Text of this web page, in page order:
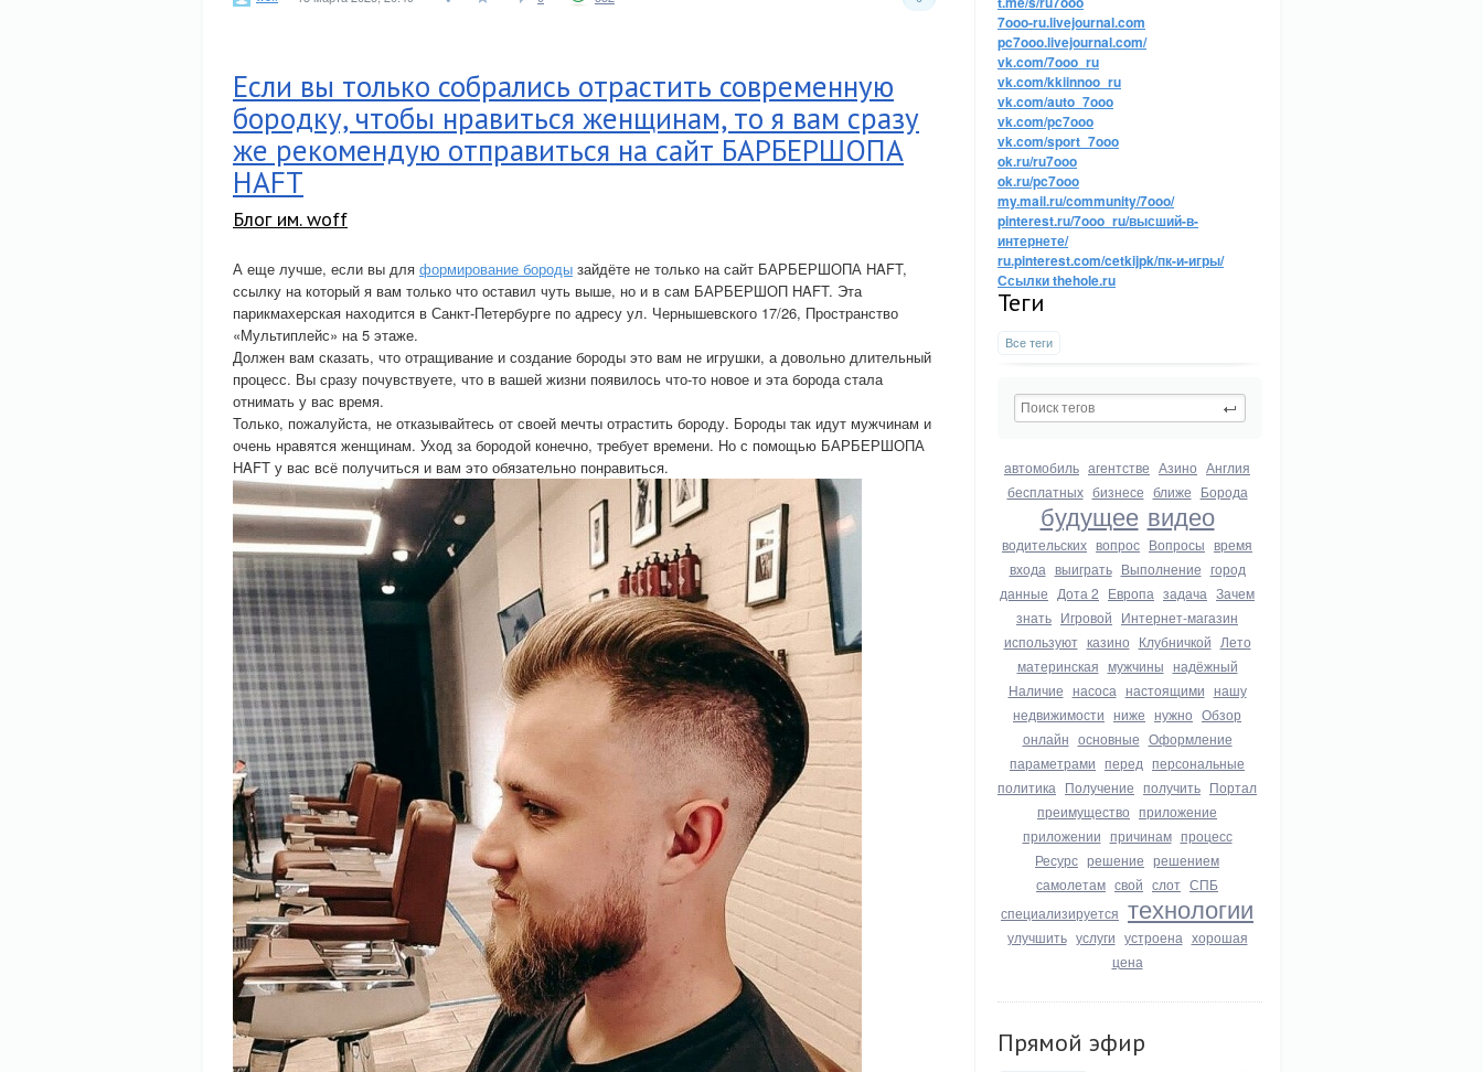
7ooo-ru.livejournal.com
pc7ooo.livejournal.com/
vk.com/7ooo_ru
vk.com/kkiinnoo_ru
vk.com/auto_7ooo
vk.com/pc7ooo
vk.com/sport_7ooo
ok.ru/ru7ooo
ok.ru/pc7ooo
my.mail.ru/community/7ooo/
pinterest.ru/7ooo_ru/высший-в-
интернете/
ru.pinterest.com/cetkijpk/пк-и-игры/
Ссылки thehole.ru
Теги
Все теги
автомобиль агентстве Азино Англия
бесплатных бизнесе ближе Борода
будущее видео
водительских вопрос Вопросы время
входа выиграть Выполнение город
данные Дота 2 Европа задача Зачем
знать Игровой Интернет-магазин
используют казино Клубничкой Лето
материнская мужчины надёжный
Наличие насоса настоящими нашу
недвижимости ниже нужно Обзор
онлайн основные Оформление
параметрами перед персональные
политика Получение получить Портал
преимущество приложение
приложении причинам процесс
Ресурс решение решением
самолетам свой слот СПБ
специализируется технологии
улучшить услуги устроена хорошая
цена
Прямой эфир
Если вы только собрались отрастить современную
бородку, чтобы нравиться женщинам, то я вам сразу
же рекомендую отправиться на сайт БАРБЕРШОПА
HAFT
Блог им. woff
А еще лучше, если вы для формирование бороды зайдёте не только на сайт БАРБЕРШОПА HAFT,
ссылку на который я вам только что оставил чуть выше, но и в сам БАРБЕРШОП HAFT. Эта
парикмахерская находится в Санкт-Петербурге по адресу ул. Чернышевского 17/26, Пространство
«Мультиплейс» на 5 этаже.
Должен вам сказать, что отращивание и создание бороды это вам не игрушки, а довольно длительный
процесс. Вы сразу почувствуете, что в вашей жизни появилось что-то новое и эта борода стала
отнимать у вас время.
Только, пожалуйста, не отказывайтесь от своей мечты отрастить бороду. Бороды так идут мужчинам и
очень нравятся женщинам. Уход за бородой конечно, требует времени. Но с помощью БАРБЕРШОПА
HAFT у вас всё получиться и вам это обязательно понравиться.